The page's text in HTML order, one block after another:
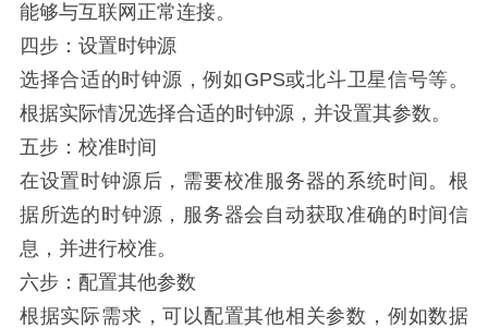
能够与互联网正常连接。
四步：设置时钟源
选择合适的时钟源，例如GPS或北斗卫星信号等。
根据实际情况选择合适的时钟源，并设置其参数。
五步：校准时间
在设置时钟源后，需要校准服务器的系统时间。根
据所选的时钟源，服务器会自动获取准确的时间信
息，并进行校准。
六步：配置其他参数
根据实际需求，可以配置其他相关参数，例如数据